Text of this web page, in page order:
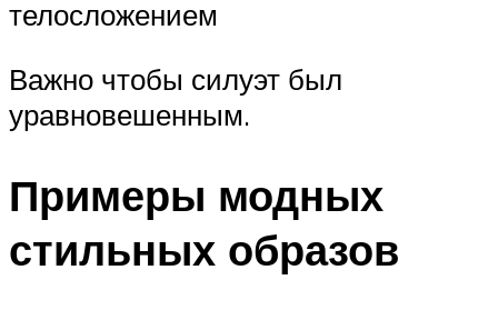
телосложением
Важно чтобы силуэт был
уравновешенным.
Примеры модных
стильных образов